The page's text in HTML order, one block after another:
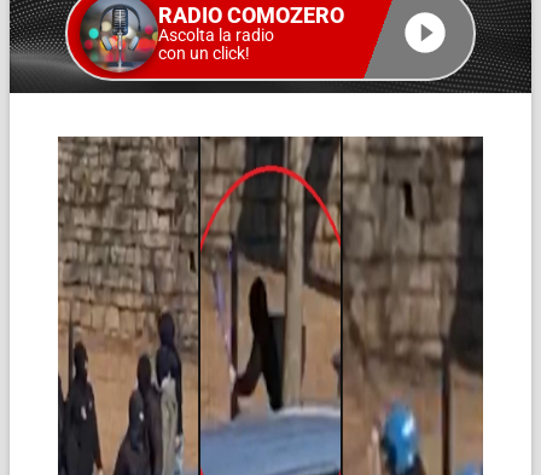
RADIO COMOZERO
Ascolta la radio
con un click!